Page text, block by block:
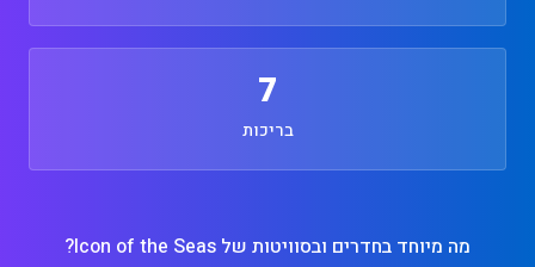
7
בריכות
מה מיוחד בחדרים ובסוויטות של Icon of the Seas?